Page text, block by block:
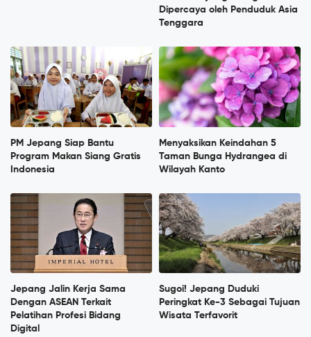
Dipercaya oleh Penduduk Asia
Tenggara
PM Jepang Siap Bantu
Program Makan Siang Gratis
Indonesia
Menyaksikan Keindahan 5
Taman Bunga Hydrangea di
Wilayah Kanto
Jepang Jalin Kerja Sama
Dengan ASEAN Terkait
Pelatihan Profesi Bidang
Digital
Sugoi! Jepang Duduki
Peringkat Ke-3 Sebagai Tujuan
Wisata Terfavorit